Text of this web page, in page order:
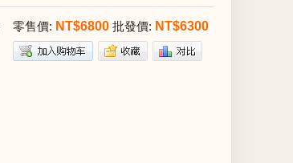
零售價: NT$6800 批發價: NT$6300